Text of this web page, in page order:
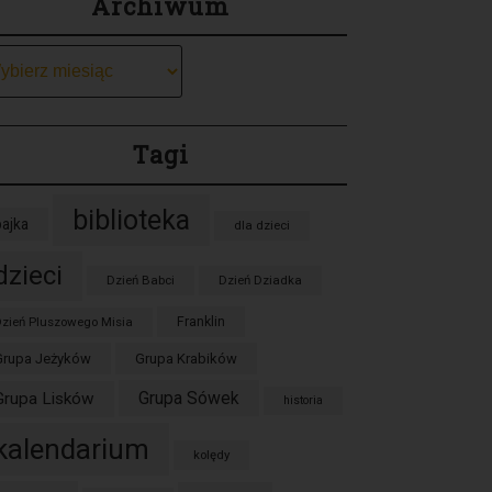
Tagi
biblioteka dla dzieci
Dzień Babci Dzień Dziadka
Pluszowego Misia Franklin
Jeżyków Grupa Krabików
Lisków Grupa Sówek historia
kolędy